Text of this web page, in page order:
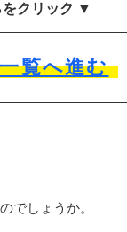
クリック ▼
覧へ進む
でしょうか。